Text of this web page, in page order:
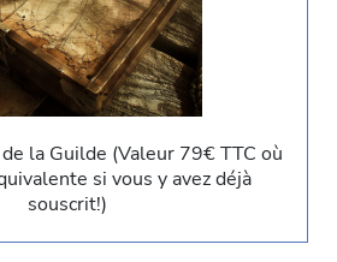
la Guilde (Valeur 79€ TTC où
si vous y avez déjà
souscrit!)